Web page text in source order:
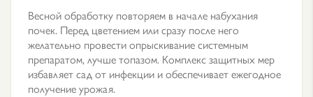
Весной обработку повторяем в начале набухания
почек. Перед цветением или сразу после него
желательно провести опрыскивание системным
препаратом, лучше топазом. Комплекс защитных мер
избавляет сад от инфекции и обеспечивает ежегодное
получение урожая.